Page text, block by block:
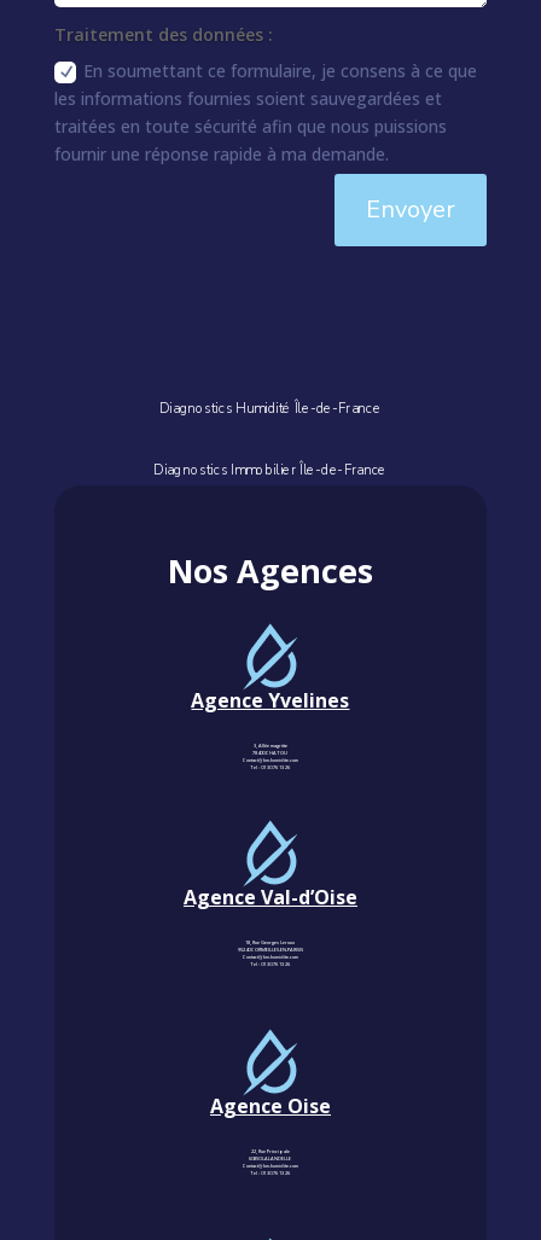
Traitement des données :
En soumettant ce formulaire, je consens à ce que
les informations fournies soient sauvegardées et
traitées en toute sécurité afin que nous puissions
fournir une réponse rapide à ma demande.
Envoyer
Diagnostics Humidité Île-de-France
Diagnostics Immobilier Île-de-France
Nos Agences
Agence Yvelines
3, Allée magritte
78400 CHATOU
Contact@km-humidite.com
Tel :01 30 76 13 26
Agence Val-d’Oise
18, Rue Georges Leroux
95240 CORMEILLES-EN-PARISIS
Contact@km-humidite.com
Tel :01 30 76 13 26
Agence Oise
22, Rue Principale
60850 LALANDELLE
Contact@km-humidite.com
Tel :01 30 76 13 26